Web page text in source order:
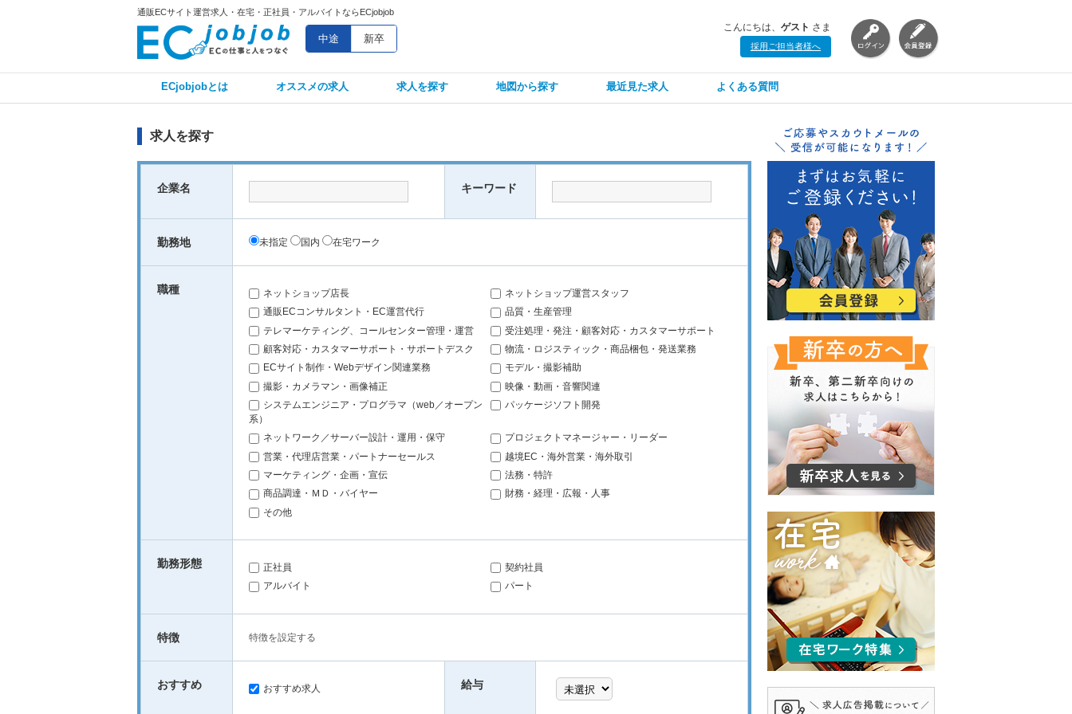
通販ECサイト運営求人・在宅・正社員・アルバイトならECjobjob
中途 新卒
こんにちは、 ゲスト さま
採用ご担当者様へ
ECjobjobとは オススメの求人 求人を探す 地図から探す 最近見た求人 よくある質問
求人を探す
企業名 キーワード
勤務地 未指定 国内 在宅ワーク
職種 ネットショップ店長
ネットショップ運営スタッフ
通販ECコンサルタント・EC運営代行
品質・生産管理
テレマーケティング、コールセンター管理・運営
受注処理・発注・顧客対応・カスタマーサポート
顧客対応・カスタマーサポート・サポートデスク
物流・ロジスティック・商品梱包・発送業務
ECサイト制作・Webデザイン関連業務
モデル・撮影補助
撮影・カメラマン・画像補正
映像・動画・音響関連
システムエンジニア・プログラマ（web／オープン
系）
パッケージソフト開発
ネットワーク／サーバー設計・運用・保守
プロジェクトマネージャー・リーダー
営業・代理店営業・パートナーセールス
越境EC・海外営業・海外取引
マーケティング・企画・宣伝
法務・特許
商品調達・ＭＤ・バイヤー
財務・経理・広報・人事
その他
勤務形態 正社員
契約社員
アルバイト
パート
特徴 特徴を設定する
おすすめ おすすめ求人 給与